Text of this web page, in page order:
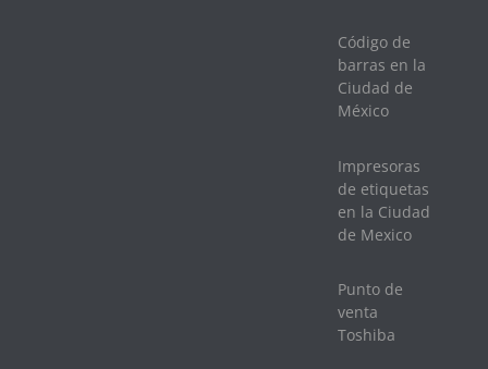
Código de
barras en la
Ciudad de
México
Impresoras
de etiquetas
en la Ciudad
de Mexico
Punto de
venta
Toshiba